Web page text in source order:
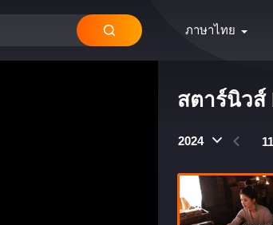
ภาษาไทย
สตาร์นิวส์
2024
01 12 11